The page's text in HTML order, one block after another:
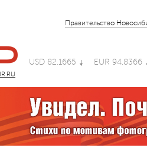
Правительство
USD 82.1665 EUR 94.8366